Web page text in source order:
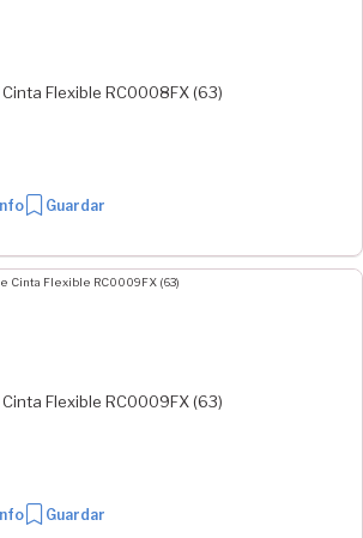
Flexible RC0008FX (63)
Guardar
Flexible RC0009FX (63)
Guardar